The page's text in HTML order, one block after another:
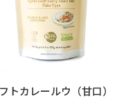
トカレールウ（甘口）